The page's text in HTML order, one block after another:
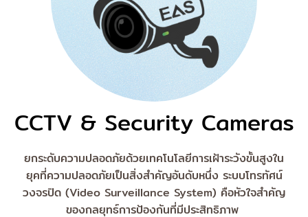
CCTV & Security Cameras
ยกระดับความปลอดภัยด้วยเทคโนโลยีการเฝ้าระวังขั้นสูงใน
ยุคที่ความปลอดภัยเป็นสิ่งสำคัญอันดับหนึ่ง ระบบโทรทัศน์
วงจรปิด (Video Surveillance System) คือหัวใจสำคัญ
ของกลยุทธ์การป้องกันที่มีประสิทธิภาพ